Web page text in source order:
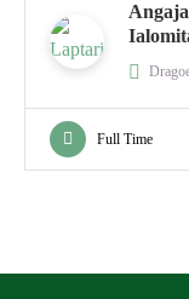
Full Time